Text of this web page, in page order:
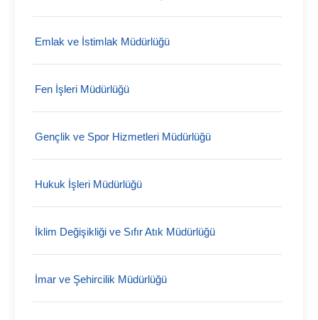
Emlak ve İstimlak Müdürlüğü
Fen İşleri Müdürlüğü
Gençlik ve Spor Hizmetleri Müdürlüğü
Hukuk İşleri Müdürlüğü
İklim Değişikliği ve Sıfır Atık Müdürlüğü
İmar ve Şehircilik Müdürlüğü